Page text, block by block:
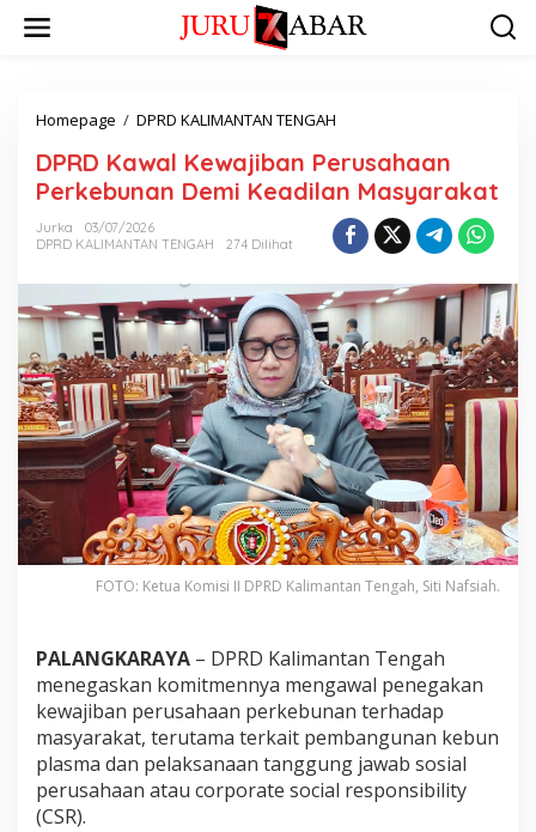
Homepage / DPRD KALIMANTAN TENGAH
DPRD Kawal Kewajiban Perusahaan
Perkebunan Demi Keadilan Masyarakat
Jurka
03/07/2026
DPRD KALIMANTAN TENGAH
274 Dilihat
FOTO: Ketua Komisi II DPRD Kalimantan Tengah, Siti Nafsiah.
PALANGKARAYA – DPRD Kalimantan Tengah
menegaskan komitmennya mengawal penegakan
kewajiban perusahaan perkebunan terhadap
masyarakat, terutama terkait pembangunan kebun
plasma dan pelaksanaan tanggung jawab sosial
perusahaan atau corporate social responsibility
(CSR).